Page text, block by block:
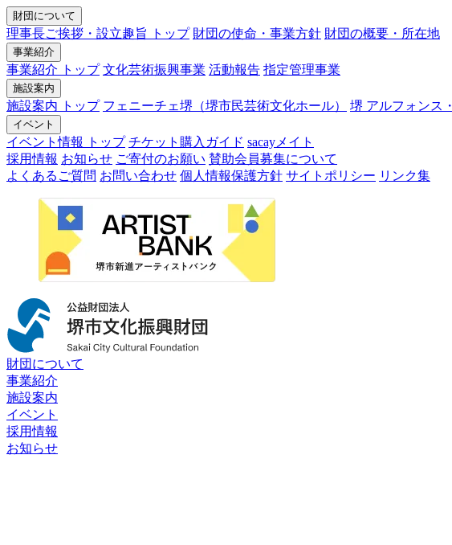
財団について
理事長ご挨拶・設立趣旨 トップ 財団の使命・事業方針 財団の概要・所在地
事業紹介
事業紹介 トップ 文化芸術振興事業 活動報告 指定管理事業
施設案内
施設案内 トップ フェニーチェ堺（堺市民芸術文化ホール） 堺 アルフォンス
イベント
イベント情報 トップ チケット購入ガイド sacayメイト
採用情報 お知らせ ご寄付のお願い 賛助会員募集について
よくあるご質問 お問い合わせ 個人情報保護方針 サイトポリシー リンク集
財団について
事業紹介
施設案内
イベント
採用情報
お知らせ